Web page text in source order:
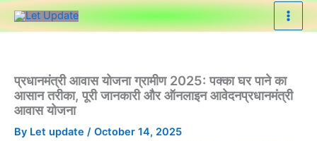
Skip
to
प्रधानमंत्री आवास योजना ग्रामीण 2025: पक्का घर पाने का
आसान तरीका, पूरी जानकारी और ऑनलाइन आवेदनप्रधानमंत्री
आवास योजना
By Let update / October 14, 2025